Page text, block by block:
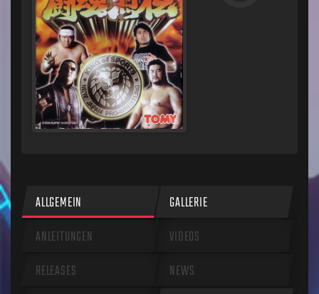
ALLGEMEIN
GALLERIE
ANLEITUNGEN
VIDEOS
RELEASES
NEWS